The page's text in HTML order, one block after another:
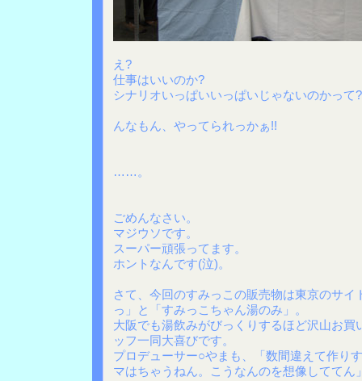
え?
仕事はいいのか?
シナリオいっぱいいっぱいじゃないのかって?
んなもん、やってられっかぁ!!
……。
ごめんなさい。
マジウソです。
スーパー頑張ってます。
ホントなんです(泣)。
さて、今回のすみっこの販売物は東京のサイ
っ」と「すみっこちゃん湯のみ」。
大阪でも湯飲みがびっくりするほど沢山お買
ッフ一同大喜びです。
プロデューサー○やまも、「数間違えて作り
マはちゃうねん。こうなんのを想像しててん